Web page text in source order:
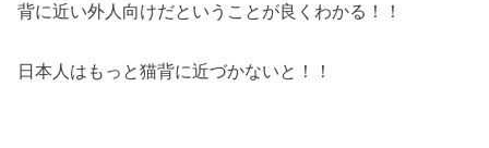
背に近い外人向けだということが良くわかる！！
日本人はもっと猫背に近づかないと！！